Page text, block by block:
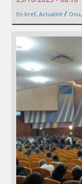
En bref, Actualité / Onu,